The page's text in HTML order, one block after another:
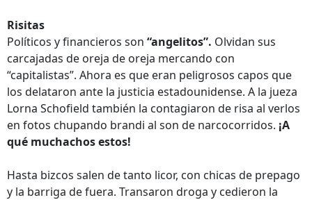
Risitas
Políticos y financieros son “angelitos”. Olvidan sus
carcajadas de oreja de oreja mercando con
“capitalistas”. Ahora es que eran peligrosos capos que
los delataron ante la justicia estadounidense. A la jueza
Lorna Schofield también la contagiaron de risa al verlos
en fotos chupando brandi al son de narcocorridos. ¡A
qué muchachos estos!
Hasta bizcos salen de tanto licor, con chicas de prepago
y la barriga de fuera. Transaron droga y cedieron la